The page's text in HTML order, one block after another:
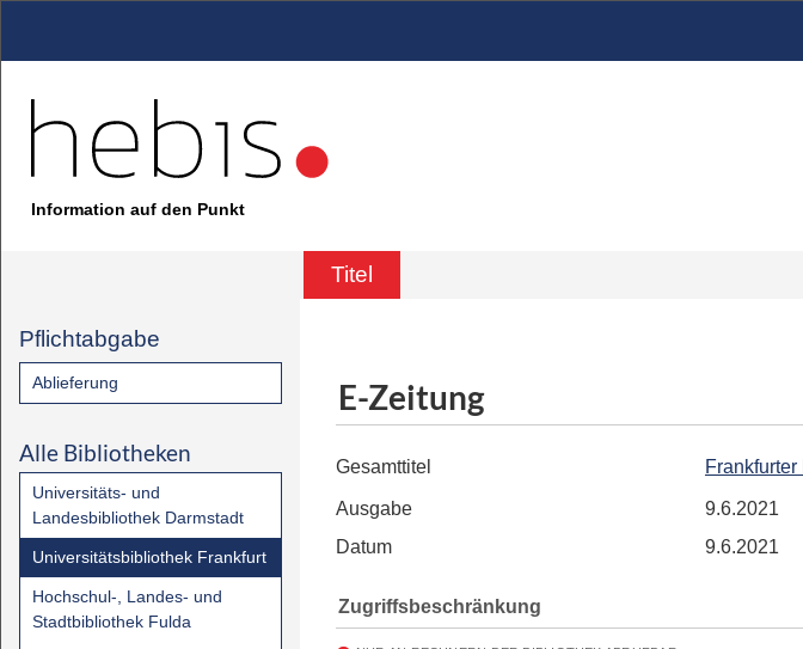
Information auf den Punkt
Titel
Pflichtabgabe
Ablieferung
Alle Bibliotheken
Universitäts- und
Landesbibliothek Darmstadt
Universitätsbibliothek Frankfurt
Hochschul-, Landes- und
Stadtbibliothek Fulda
E-Zeitung
Gesamttitel
Ausgabe
9.6.2021
Datum
9.6.2021
Zugriffsbeschränkung